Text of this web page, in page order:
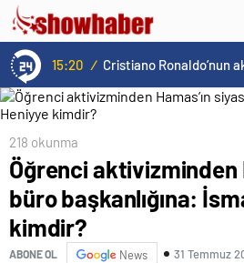
15:20 /
218 okunma
Öğrenci aktivizminden
büro başkanlığına:
kimdir?
ABONE OL News 31 Temmuz